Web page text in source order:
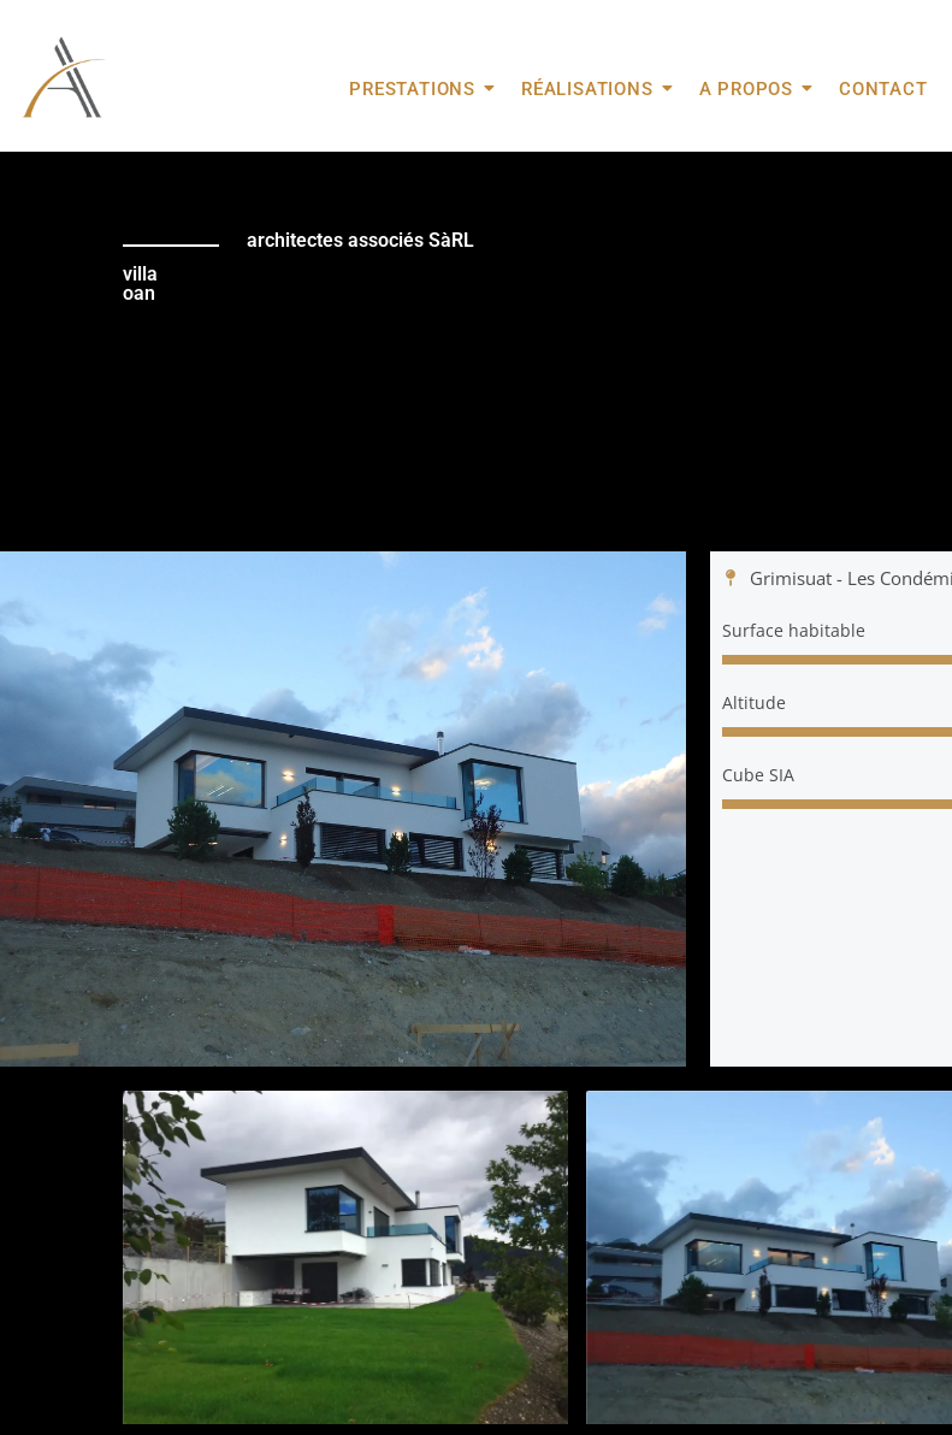
PRESTATIONS RÉALISATIONS A PROPOS CONTACT
architectes associés SàRL
villa
oan
Grimisuat - Les
Surface habitable
Altitude
Cube SIA